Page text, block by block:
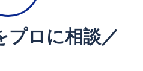
プロに相談／